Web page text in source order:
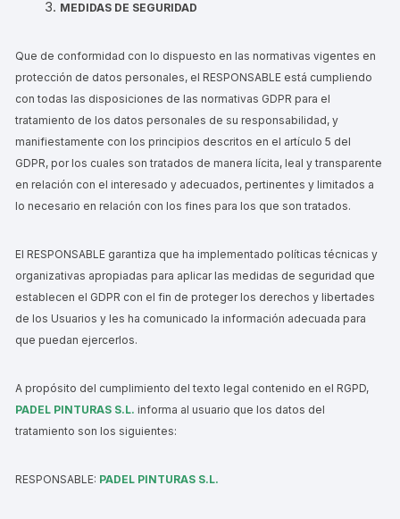
MEDIDAS DE SEGURIDAD
Que de conformidad con lo dispuesto en las normativas vigentes en
protección de datos personales, el RESPONSABLE está cumpliendo
con todas las disposiciones de las normativas GDPR para el
tratamiento de los datos personales de su responsabilidad, y
manifiestamente con los principios descritos en el artículo 5 del
GDPR, por los cuales son tratados de manera lícita, leal y transparente
en relación con el interesado y adecuados, pertinentes y limitados a
lo necesario en relación con los fines para los que son tratados.
El RESPONSABLE garantiza que ha implementado políticas técnicas y
organizativas apropiadas para aplicar las medidas de seguridad que
establecen el GDPR con el fin de proteger los derechos y libertades
de los Usuarios y les ha comunicado la información adecuada para
que puedan ejercerlos.
A propósito del cumplimiento del texto legal contenido en el RGPD,
PADEL PINTURAS S.L. informa al usuario que los datos del
tratamiento son los siguientes:
RESPONSABLE: PADEL PINTURAS S.L.